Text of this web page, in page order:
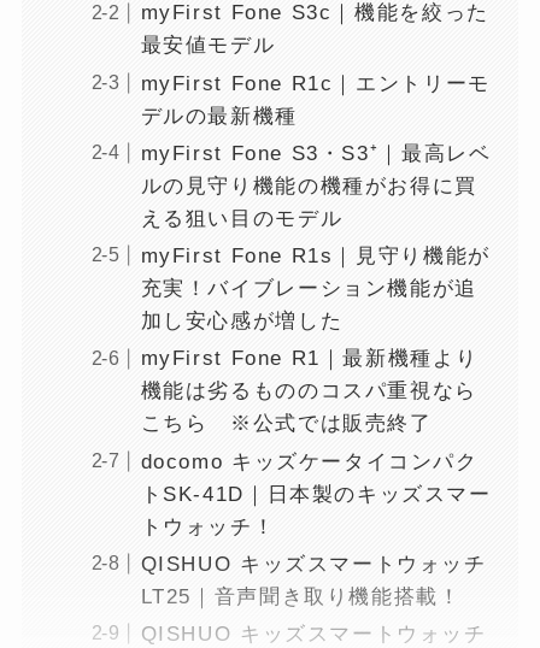
myFirst Fone S3c｜機能を絞った
最安値モデル
myFirst Fone R1c｜エントリーモ
デルの最新機種
myFirst Fone S3・S3⁺｜最高レベ
ルの見守り機能の機種がお得に買
える狙い目のモデル
myFirst Fone R1s｜見守り機能が
充実！バイブレーション機能が追
加し安心感が増した
myFirst Fone R1｜最新機種より
機能は劣るもののコスパ重視なら
こちら ※公式では販売終了
docomo キッズケータイコンパク
トSK-41D｜日本製のキッズスマー
トウォッチ！
QISHUO キッズスマートウォッチ
LT25｜音声聞き取り機能搭載！
QISHUO キッズスマートウォッチ